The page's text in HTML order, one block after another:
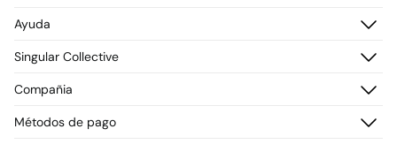
Registrarme
Direcciones de envío
Ayuda
Preguntas frecuentes
Envío
Promociones vigentes
Singular Collective
¡Únete!
Compañia
Métodos de pago